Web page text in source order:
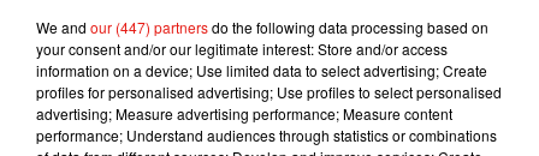
chaque année
L'espoir suscité par ces résultats est immense. Si cette
nouvelle thérapie est approuvée, elle pourrait transformer le
traitement du cancer de la vessie à un stade avancé, offrant
un nouveau souffle aux 1 500 patients éligibles chaque
We and our (447) partnersdo the following data processing based on
your consent and/or our legitimate interest: Store and/or access
information on a device; Use limited data to select advertising; Create
profiles for personalised advertising; Use profiles to select personalised
advertising; Measure advertising performance; Measure content
performance; Understand audiences through statistics or combinations